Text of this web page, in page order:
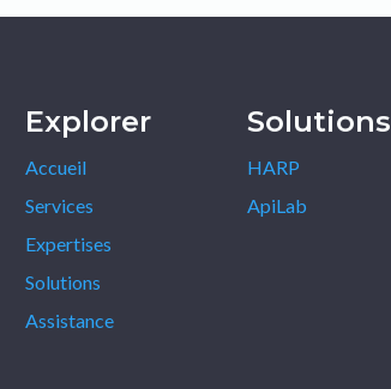
Solutions
HARP
ApiLab
Explorer
Accueil
Services
Expertises
Solutions
Assistance